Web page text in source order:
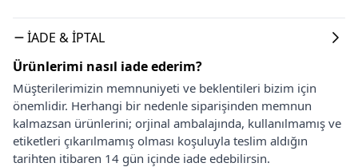
İADE & İPTAL
Ürünlerimi nasıl iade ederim?
Müşterilerimizin memnuniyeti ve beklentileri bizim için
önemlidir. Herhangi bir nedenle siparişinden memnun
kalmazsan ürünlerini; orjinal ambalajında, kullanılmamış ve
etiketleri çıkarılmamış olması koşuluyla teslim aldığın
tarihten itibaren 14 gün içinde iade edebilirsin.